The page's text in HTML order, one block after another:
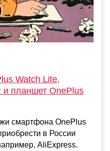
Watch Lite,
планшет OnePlus
смартфона OnePlus
в России
AliExpress.